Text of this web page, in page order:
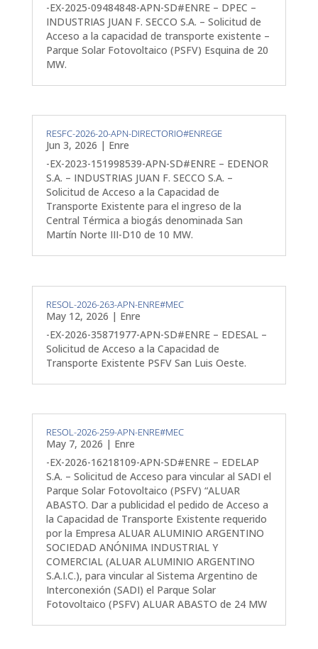
-EX-2025-09484848-APN-SD#ENRE – DPEC –
INDUSTRIAS JUAN F. SECCO S.A. – Solicitud de
Acceso a la capacidad de transporte existente –
Parque Solar Fotovoltaico (PSFV) Esquina de 20
MW.
RESFC-2026-20-APN-DIRECTORIO#ENREGE
Jun 3, 2026 | Enre
-EX-2023-151998539-APN-SD#ENRE – EDENOR
S.A. – INDUSTRIAS JUAN F. SECCO S.A. –
Solicitud de Acceso a la Capacidad de
Transporte Existente para el ingreso de la
Central Térmica a biogás denominada San
Martín Norte III-D10 de 10 MW.
RESOL-2026-263-APN-ENRE#MEC
May 12, 2026 | Enre
-EX-2026-35871977-APN-SD#ENRE – EDESAL –
Solicitud de Acceso a la Capacidad de
Transporte Existente PSFV San Luis Oeste.
RESOL-2026-259-APN-ENRE#MEC
May 7, 2026 | Enre
-EX-2026-16218109-APN-SD#ENRE – EDELAP
S.A. – Solicitud de Acceso para vincular al SADI el
Parque Solar Fotovoltaico (PSFV) “ALUAR
ABASTO. Dar a publicidad el pedido de Acceso a
la Capacidad de Transporte Existente requerido
por la Empresa ALUAR ALUMINIO ARGENTINO
SOCIEDAD ANÓNIMA INDUSTRIAL Y
COMERCIAL (ALUAR ALUMINIO ARGENTINO
S.A.I.C.), para vincular al Sistema Argentino de
Interconexión (SADI) el Parque Solar
Fotovoltaico (PSFV) ALUAR ABASTO de 24 MW